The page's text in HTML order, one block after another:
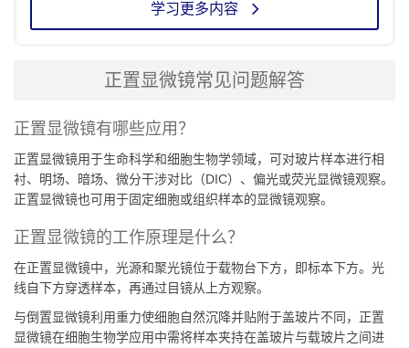
学习更多内容
正置显微镜常见问题解答
正置显微镜有哪些应用？
正置显微镜用于生命科学和细胞生物学领域，可对玻片样本进行相
衬、明场、暗场、微分干涉对比（DIC）、偏光或荧光显微镜观察。
正置显微镜也可用于固定细胞或组织样本的显微镜观察。
正置显微镜的工作原理是什么？
在正置显微镜中，光源和聚光镜位于载物台下方，即标本下方。光
线自下方穿透样本，再通过目镜从上方观察。
与倒置显微镜利用重力使细胞自然沉降并贴附于盖玻片不同，正置
显微镜在细胞生物学应用中需将样本夹持在盖玻片与载玻片之间进